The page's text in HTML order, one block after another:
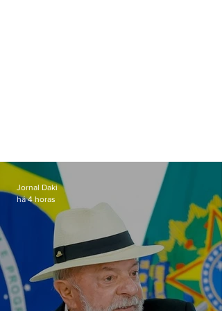
Jornal Daki
há 4 horas